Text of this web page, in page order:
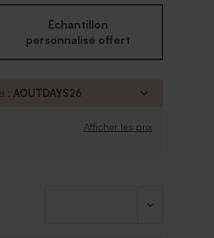
de ce moment ensemble.
Échantillon
personnalisé offert
:AOUTDAYS26
Afficher les prix